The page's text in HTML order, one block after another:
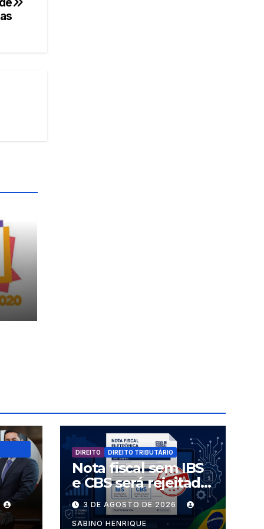
DIREITO DIREITO TRIBUTÁRIO
Nota fiscal sem IBS
e CBS será rejeitada
a partir desta
segunda-feira
3 DE AGOSTO DE 2026
SABINO HENRIQUE